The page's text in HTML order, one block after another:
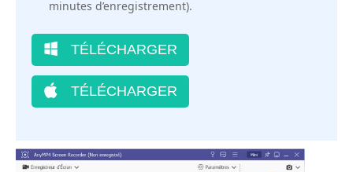
minutes d’enregistrement).
TÉLÉCHARGER
TÉLÉCHARGER